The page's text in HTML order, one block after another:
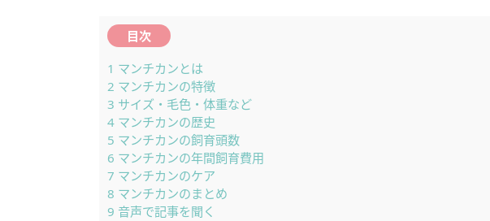
目次
1 マンチカンとは
2 マンチカンの特徴
3 サイズ・毛色・体重など
4 マンチカンの歴史
5 マンチカンの飼育頭数
6 マンチカンの年間飼育費用
7 マンチカンのケア
8 マンチカンのまとめ
9 音声で記事を聞く